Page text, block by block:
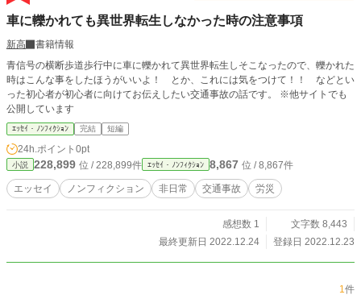
車に轢かれても異世界転生しなかった時の注意事項
新高
書籍情報
青信号の横断歩道歩行中に車に轢かれて異世界転生しそこなったので、轢かれた
時はこんな事をしたほうがいいよ！ とか、これには気をつけて！！ などとい
った初心者が初心者に向けてお伝えしたい交通事故の話です。 ※他サイトでも
公開しています
ｴｯｾｲ・ﾉﾝﾌｨｸｼｮﾝ 完結 短編
24h.ポイント 0pt
小説 228,899 位 / 228,899件 ｴｯｾｲ・ﾉﾝﾌｨｸｼｮﾝ 8,867 位 / 8,867件
エッセイ ノンフィクション 非日常 交通事故 労災
感想数 1
文字数 8,443
最終更新日 2022.12.24
登録日 2022.12.23
1件